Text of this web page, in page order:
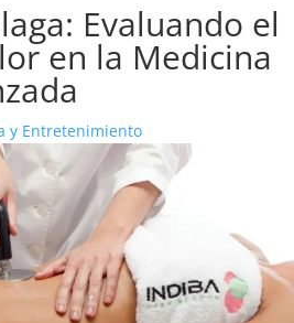
Evaluando el
en la Medicina
y Entretenimiento